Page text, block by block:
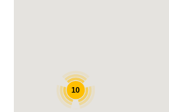
10